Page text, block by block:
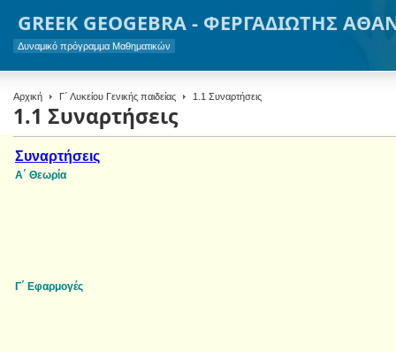
GREEK GEOGEBRA - ΦΕΡΓΑΔΙΩΤΗΣ
Δυναμικό πρόγραμμα Μαθηματικών
Αρχική Γ΄ Λυκείου Γενικής παιδείας 1.1 Συναρτήσεις
1.1 Συναρτήσεις
Συναρτήσεις
Α΄ Θεωρία
Γ΄ Εφαρμογές